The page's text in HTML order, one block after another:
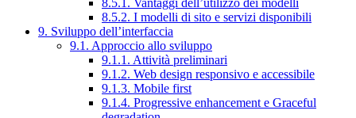
8.5.2. I modelli di sito e servizi disponibili
9. Sviluppo dell’interfaccia
9.1. Approccio allo sviluppo
9.1.1. Attività preliminari
9.1.2. Web design responsivo e accessibile
9.1.3. Mobile first
9.1.4. Progressive enhancement e Graceful